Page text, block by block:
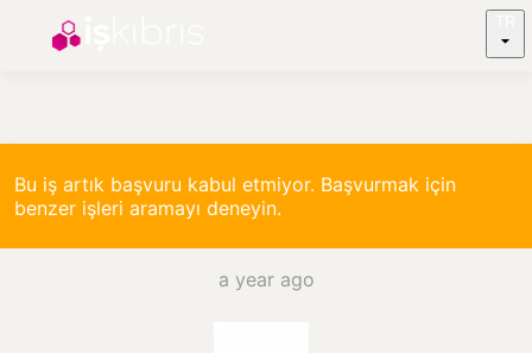
Bu iş artık başvuru kabul etmiyor. Başvurmak için
benzer işleri aramayı deneyin.
a year ago